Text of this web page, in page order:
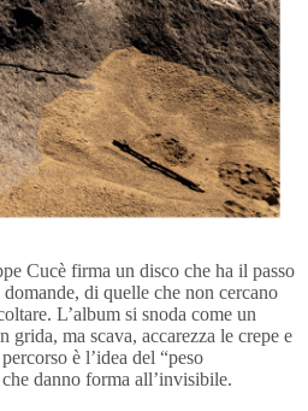
Cucè firma un disco che ha il passo
di quelle che non cercano
L’album si snoda come un
grida, ma scava, accarezza le crepe e
è l’idea del “peso
danno forma all’invisibile.